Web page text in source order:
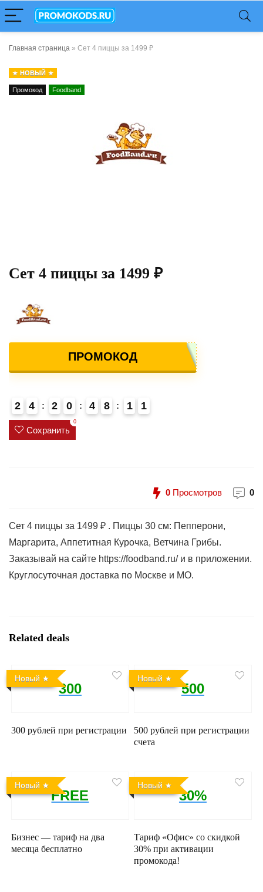
Главная страница » Сет 4 пиццы за 1499 ₽
НОВЫЙ
Промокод Foodband
Сет 4 пиццы за 1499 ₽
ПРОМОКОД
2 4 2 0 4 8 1 1
Сохранить
0
0 Просмотров 0
Сет 4 пиццы за 1499 ₽ . Пиццы 30 см: Пепперони,
Маргарита, Аппетитная Курочка, Ветчина Грибы.
Заказывай на сайте https://foodband.ru/ и в приложении.
Круглосуточная доставка по Москве и МО.
Related deals
Новый
300
300 рублей при регистрации
Новый
500
500 рублей при регистрации
счета
Новый
FREE
Бизнес — тариф на два
месяца бесплатно
Новый
30%
Тариф «Офис» со скидкой
30% при активации
промокода!